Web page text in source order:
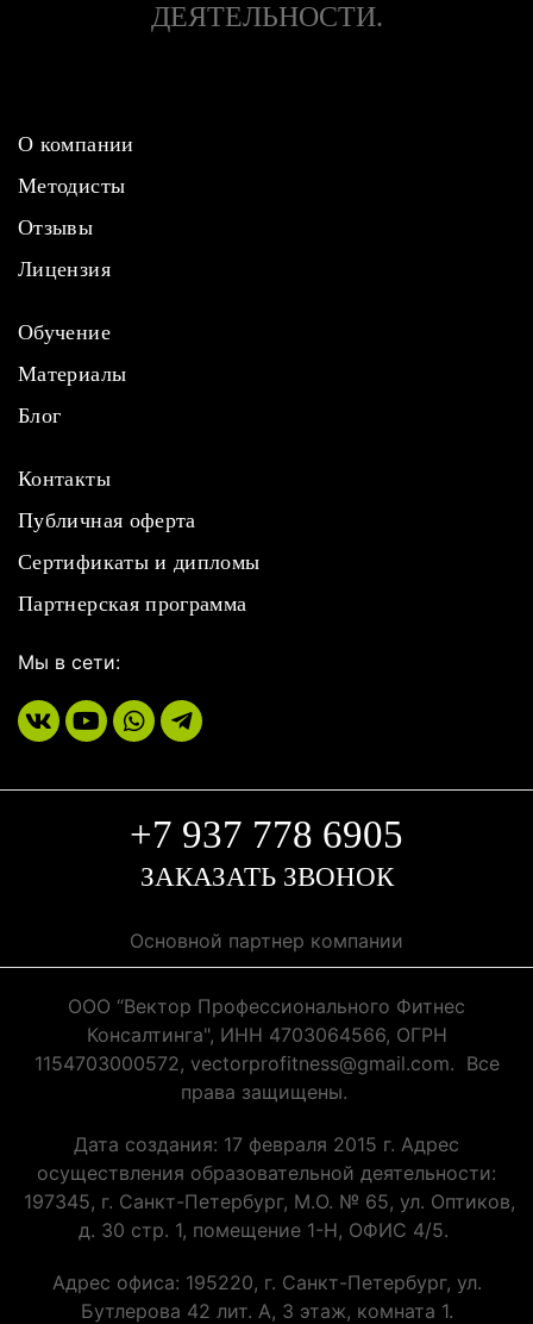
ДЕЯТЕЛЬНОСТИ.
О компании
Методисты
Отзывы
Лицензия
Обучение
Материалы
Блог
Контакты
Публичная оферта
Сертификаты и дипломы
Партнерская программа
Мы в сети:
+7 937 778 6905
ЗАКАЗАТЬ ЗВОНОК
Основной партнер компании
ООО “Вектор Профессионального Фитнес
Консалтинга", ИНН 4703064566, ОГРН
1154703000572, vectorprofitness@gmail.com. Все
права защищены.
Дата создания: 17 февраля 2015 г. Адрес
осуществления образовательной деятельности:
197345, г. Санкт-Петербург, М.О. № 65, ул. Оптиков,
д. 30 стр. 1, помещение 1-Н, ОФИС 4/5.
Адрес офиса: 195220, г. Санкт-Петербург, ул.
Бутлерова 42 лит. А, 3 этаж, комната 1.